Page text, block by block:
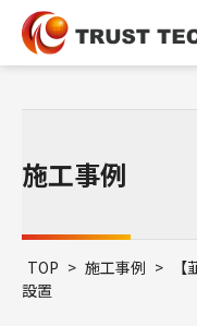
施工事例
TOP > 施工事例 >
設置